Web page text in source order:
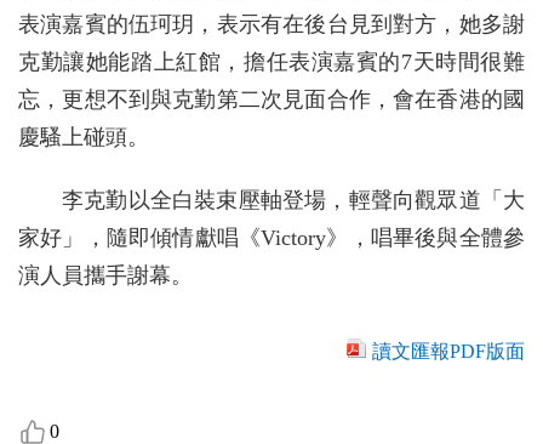
表演嘉賓的伍珂玥，表示有在後台見到對方，她多謝
克勤讓她能踏上紅館，擔任表演嘉賓的7天時間很難
忘，更想不到與克勤第二次見面合作，會在香港的國
慶騷上碰頭。
李克勤以全白裝束壓軸登場，輕聲向觀眾道「大
家好」，隨即傾情獻唱《Victory》，唱畢後與全體參
演人員攜手謝幕。
讀文匯報PDF版面
0